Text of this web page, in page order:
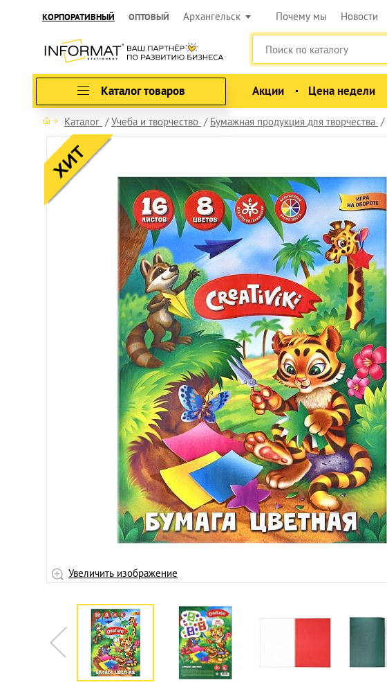
КОРПОРАТИВНЫЙ ОПТОВЫЙ Архангельск Почему мы Новости
Каталог товаров Акции Цена недели
Каталог Учеба и творчество Бумажная продукция для творчества
Увеличить изображение